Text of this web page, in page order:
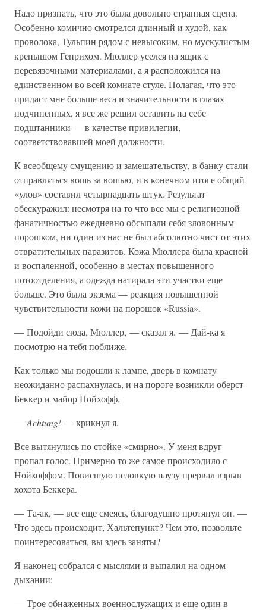
Надо признать, что это была довольно странная сцена.
Особенно комично смотрелся длинный и худой, как
проволока, Тульпин рядом с невысоким, но мускулистым
крепышом Генрихом. Мюллер уселся на ящик с
перевязочными материалами, а я расположился на
единственном во всей комнате стуле. Полагая, что это
придаст мне больше веса и значительности в глазах
подчиненных, я все же решил оставить на себе
подштанники — в качестве привилегии,
соответствовавшей моей должности.
К всеобщему смущению и замешательству, в банку стали
отправляться вошь за вошью, и в конечном итоге общий
«улов» составил четырнадцать штук. Результат
обескуражил: несмотря на то что все мы с религиозной
фанатичностью ежедневно обсыпали себя зловонным
порошком, ни один из нас не был абсолютно чист от этих
отвратительных паразитов. Кожа Мюллера была красной
и воспаленной, особенно в местах повышенного
потоотделения, а одежда натирала эти участки еще
больше. Это была экзема — реакция повышенной
чувствительности кожи на порошок «Russia».
— Подойди сюда, Мюллер, — сказал я. — Дай-ка я
посмотрю на тебя поближе.
Как только мы подошли к лампе, дверь в комнату
неожиданно распахнулась, и на пороге возникли оберст
Беккер и майор Нойхофф.
— Achtung! — крикнул я.
Все вытянулись по стойке «смирно». У меня вдруг
пропал голос. Примерно то же самое происходило с
Нойхоффом. Повисшую неловкую паузу прервал взрыв
хохота Беккера.
— Та-ак, — все еще смеясь, благодушно протянул он. —
Что здесь происходит, Хальтепункт? Чем это, позвольте
поинтересоваться, вы здесь заняты?
Я наконец собрался с мыслями и выпалил на одном
дыхании:
— Трое обнаженных военнослужащих и еще один в